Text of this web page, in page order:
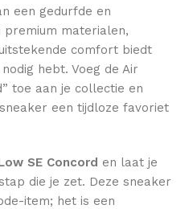
een gedurfde en
materialen,
comfort biedt
hebt. Voeg de Air
toe aan je collectie en
een tijdloze favoriet
SE Concord en laat je
die je zet. Deze sneaker
item; het is een